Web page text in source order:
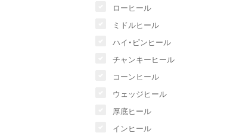
ローヒール
ミドルヒール
ハイ・ピンヒール
チャンキーヒール
コーンヒール
ウェッジヒール
厚底ヒール
インヒール